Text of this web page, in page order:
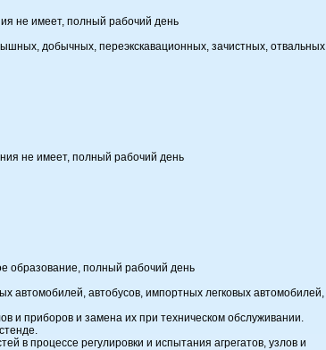
не имеет, полный рабочий день
добычных, переэкскавационных, зачистных, отвальных
не имеет, полный рабочий день
образование, полный рабочий день
автомобилей, автобусов, импортных легковых автомобилей,
и приборов и замена их при техническом обслуживании.
в процессе регулировки и испытания агрегатов, узлов и